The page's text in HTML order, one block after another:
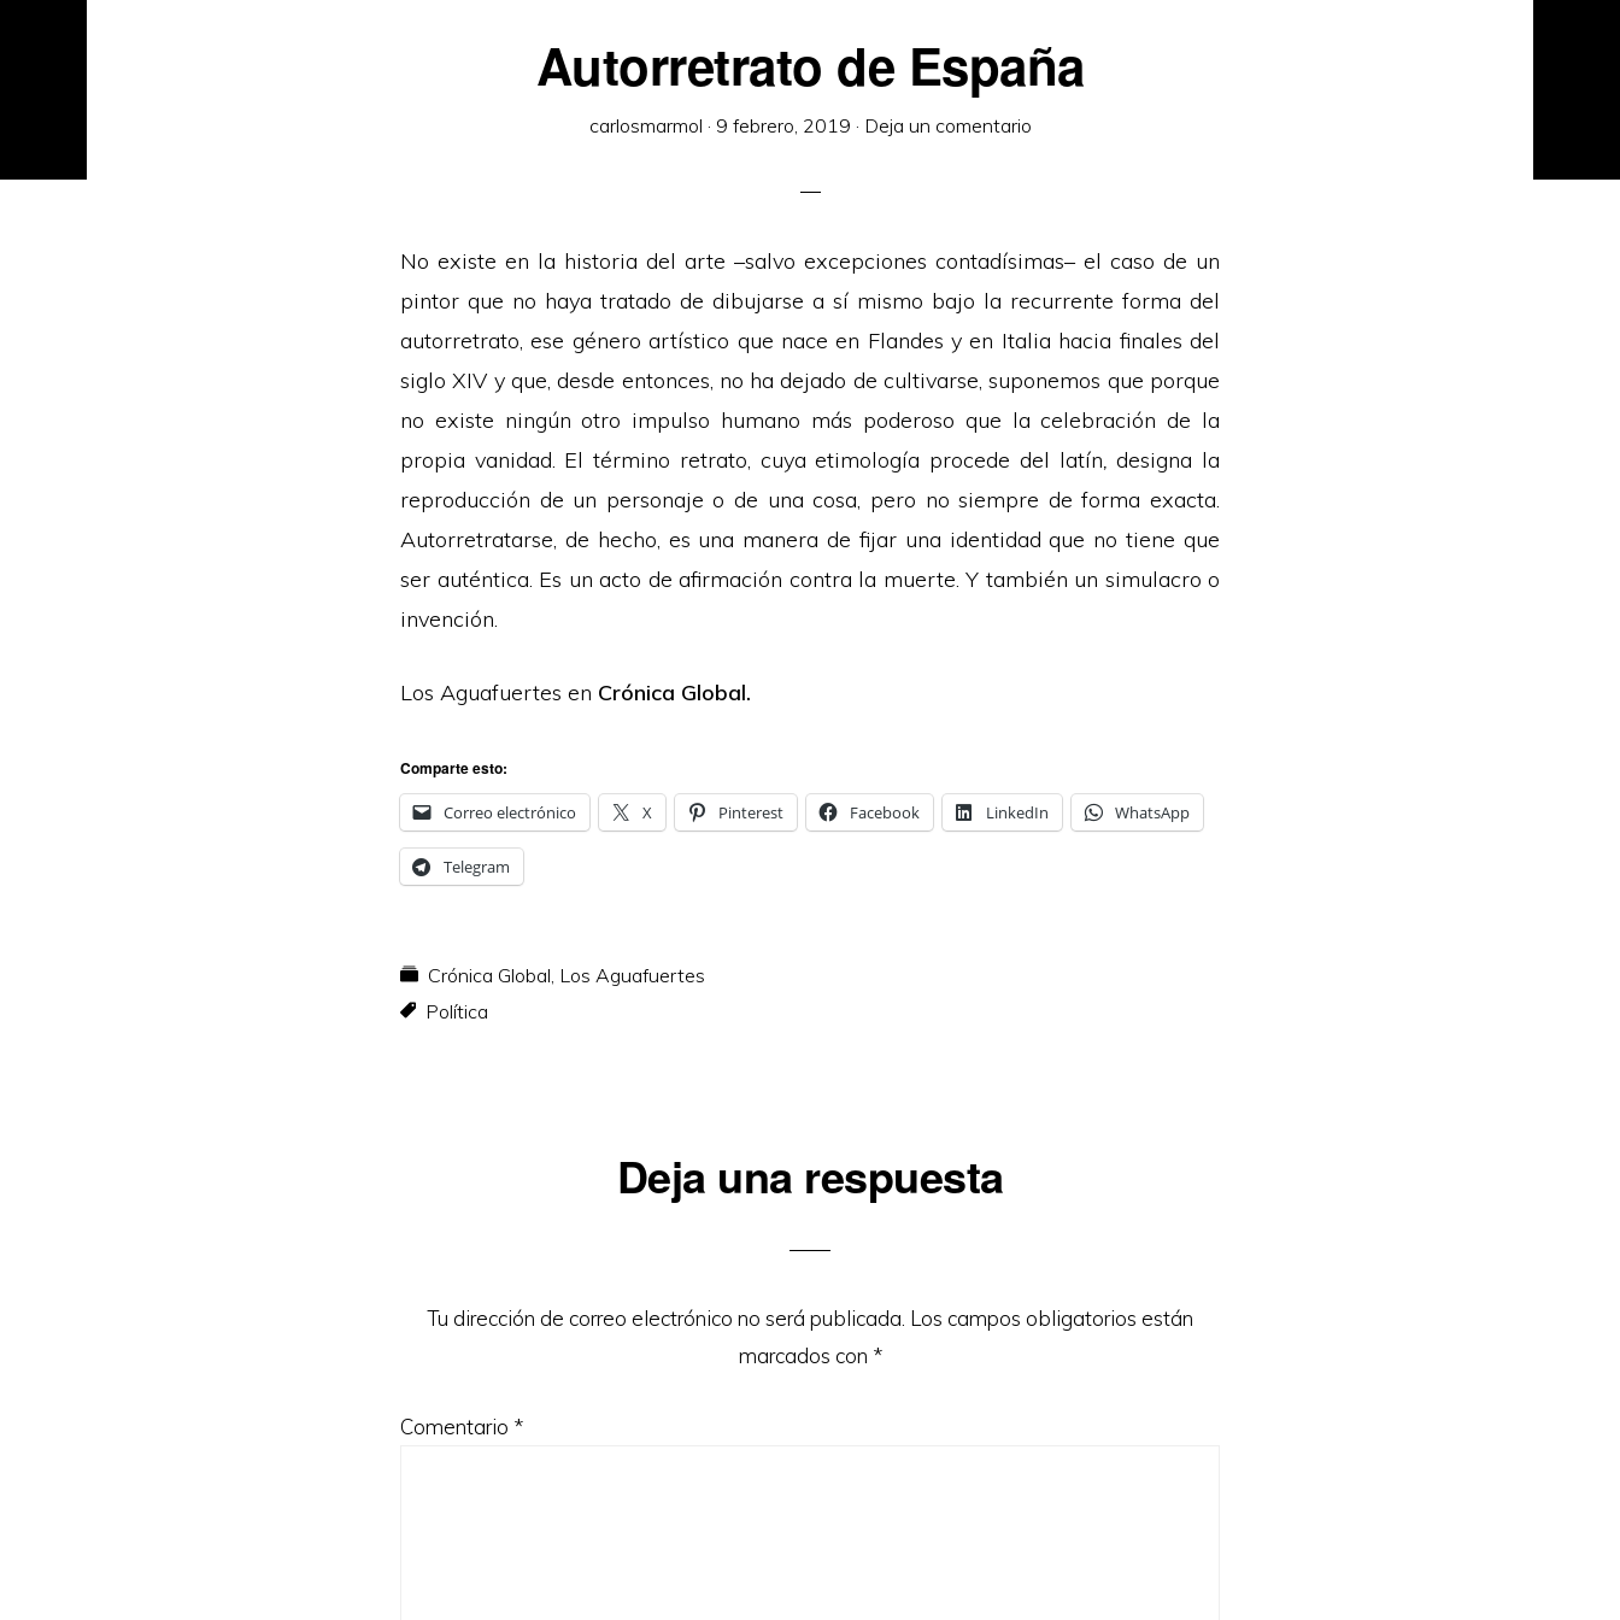
Autorretrato de España
carlosmarmol · 9 febrero, 2019 · Deja un comentario
No existe en la historia del arte –salvo excepciones contadísimas– el caso de un
pintor que no haya tratado de dibujarse a sí mismo bajo la recurrente forma del
autorretrato, ese género artístico que nace en Flandes y en Italia hacia finales del
siglo XIV y que, desde entonces, no ha dejado de cultivarse, suponemos que porque
no existe ningún otro impulso humano más poderoso que la celebración de la
propia vanidad. El término retrato, cuya etimología procede del latín,designa la
reproducción de un personaje o de una cosa, pero no siempre de forma exacta.
Autorretratarse, de hecho, es una manera de fijar una identidad que no tiene que
ser auténtica. Es un acto de afirmación contra la muerte. Y también un simulacro o
invención.
Los Aguafuertes en Crónica Global.
Comparte esto:
Correo electrónico X Pinterest Facebook LinkedIn WhatsApp
Telegram
Crónica Global, Los Aguafuertes
Política
lectores
Deja una respuesta
Tu dirección de correo electrónico no será publicada. Los campos obligatorios están
marcados con *
Comentario *